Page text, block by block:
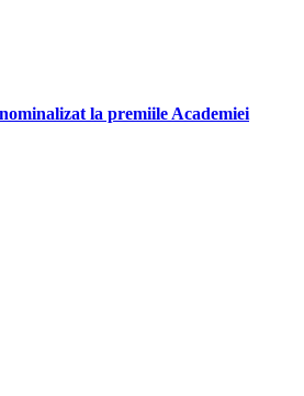
la premiile Academiei